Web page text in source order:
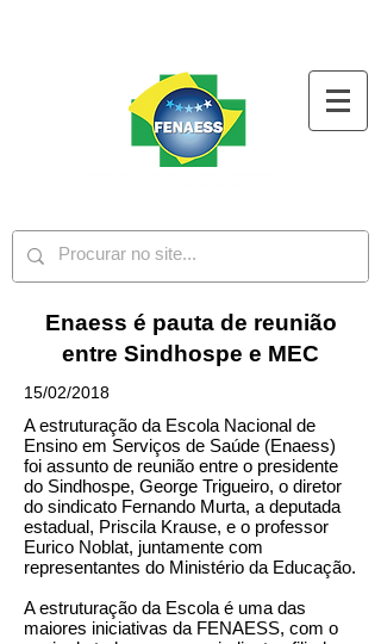
Enaess é pauta de reunião
entre Sindhospe e MEC
15/02/2018
A estruturação da Escola Nacional de
Ensino em Serviços de Saúde (Enaess)
foi assunto de reunião entre o presidente
do Sindhospe, George Trigueiro, o diretor
do sindicato Fernando Murta, a deputada
estadual, Priscila Krause, e o professor
Eurico Noblat, juntamente com
representantes do Ministério da Educação.
A estruturação da Escola é uma das
maiores iniciativas da FENAESS, com o